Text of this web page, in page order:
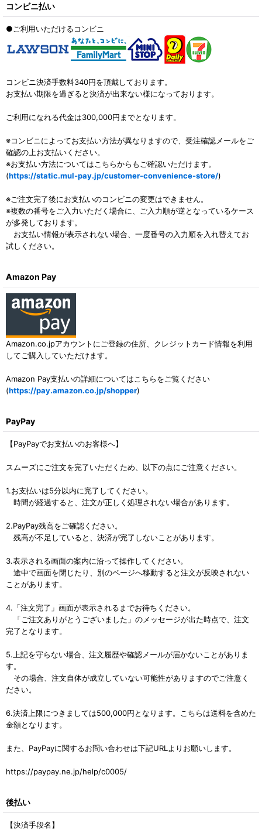
コンビニ払い
●ご利用いただけるコンビニ
コンビニ決済手数料340円を頂戴しております。
お支払い期限を過ぎると決済が出来ない様になっております。
ご利用になれる代金は300,000円までとなります。
※コンビニによってお支払い方法が異なりますので、受注確認メールをご
確認の上お支払いください。
※お支払い方法についてはこちらからもご確認いただけます。
(https://static.mul-pay.jp/customer-convenience-store/)
※ご注文完了後にお支払いのコンビニの変更はできません。
※複数の番号をご入力いただく場合に、ご入力順が逆となっているケース
が多発しております。
お支払い情報が表示されない場合、一度番号の入力順を入れ替えてお
試しください。
Amazon Pay
Amazon.co.jpアカウントにご登録の住所、クレジットカード情報を利用
してご購入していただけます。
Amazon Pay支払いの詳細についてはこちらをご覧ください
(https://pay.amazon.co.jp/shopper)
PayPay
【PayPayでお支払いのお客様へ】
スムーズにご注文を完了いただくため、以下の点にご注意ください。
1.お支払いは5分以内に完了してください。
時間が経過すると、注文が正しく処理されない場合があります。
2.PayPay残高をご確認ください。
残高が不足していると、決済が完了しないことがあります。
3.表示される画面の案内に沿って操作してください。
途中で画面を閉じたり、別のページへ移動すると注文が反映されない
ことがあります。
4.「注文完了」画面が表示されるまでお待ちください。
「ご注文ありがとうございました」のメッセージが出た時点で、注文
完了となります。
5.上記を守らない場合、注文履歴や確認メールが届かないことがありま
す。
その場合、注文自体が成立していない可能性がありますのでご注意く
ださい。
6.決済上限につきましては500,000円となります。こちらは送料を含めた
金額となります。
また、PayPayに関するお問い合わせは下記URLよりお願いします。
https://paypay.ne.jp/help/c0005/
後払い
【決済手段名】